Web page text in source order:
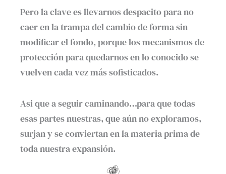
Pero la clave es llevarnos despacito para no
caer en la trampa del cambio de forma sin
modificar el fondo, porque los mecanismos de
protección para quedarnos en lo conocido se
vuelven cada vez más sofisticados.
Asi que a seguir caminando…para que todas
esas partes nuestras, que aún no exploramos,
surjan y se conviertan en la materia prima de
toda nuestra expansión.